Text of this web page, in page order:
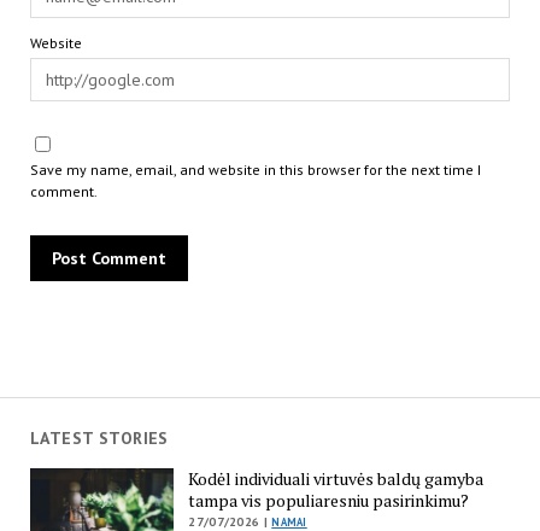
Website
Save my name, email, and website in this browser for the next time I
comment.
LATEST STORIES
Kodėl individuali virtuvės baldų gamyba
tampa vis populiaresniu pasirinkimu?
27/07/2026 |NAMAI